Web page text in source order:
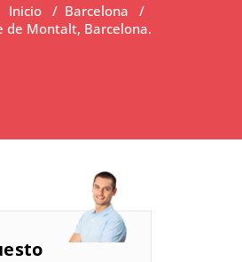
Inicio / Barcelona /
de Montalt, Barcelona.